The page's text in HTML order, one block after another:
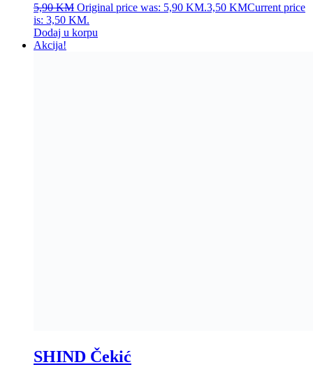
5,90KM Original price was: 5,90 KM.3,50 KMCurrent price
is: 3,50 KM.
Dodaj u korpu
Akcija!
SHIND Čekić